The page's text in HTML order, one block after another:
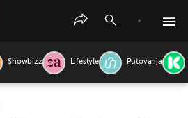
Showbizz Lifestyle Putovanja